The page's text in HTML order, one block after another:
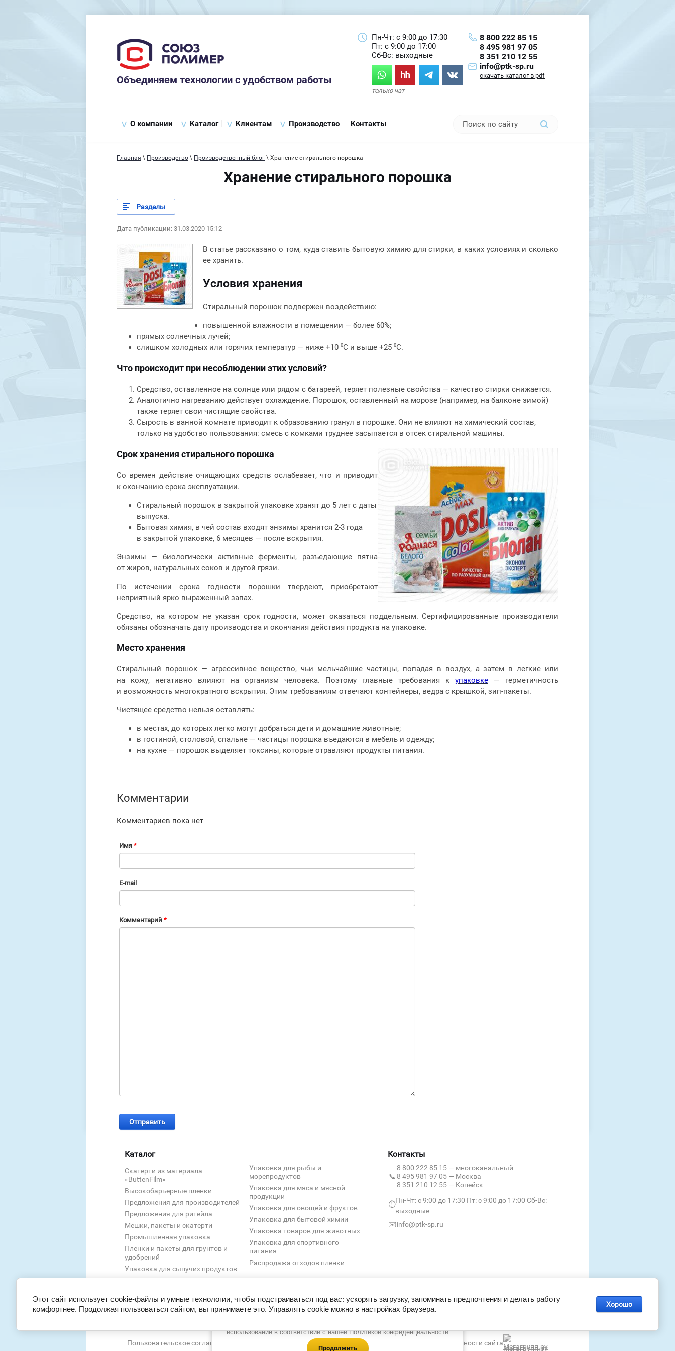
Объединяем технологии с удобством работы
Пн-Чт: с 9:00 до 17:30
Пт: с 9:00 до 17:00
Сб-Вс: выходные
только чат
8 800 222 85 15
8 495 981 97 05
8 351 210 12 55
info@ptk-sp.ru
скачать каталог в pdf
О компании Каталог Клиентам Производство Контакты
Главная \ Производство \ Производственный блог \ Хранение стирального порошка
Хранение стирального порошка
Разделы
Дата публикации: 31.03.2020 15:12
В статье рассказано о том, куда ставить бытовую химию для стирки, в каких условиях и сколько
ее хранить.
Условия хранения
Стиральный порошок подвержен воздействию:
повышенной влажности в помещении — более 60%;
прямых солнечных лучей;
слишком холодных или горячих температур — ниже +10 ⁰С и выше +25 ⁰С.
Что происходит при несоблюдении этих условий?
Средство, оставленное на солнце или рядом с батареей, теряет полезные свойства — качество стирки снижается.
Аналогично нагреванию действует охлаждение. Порошок, оставленный на морозе (например, на балконе зимой)
также теряет свои чистящие свойства.
Сырость в ванной комнате приводит к образованию гранул в порошке. Они не влияют на химический состав,
только на удобство пользования: смесь с комками труднее засыпается в отсек стиральной машины.
Срок хранения стирального порошка
Со времен действие очищающих средств ослабевает, что и приводит
к окончанию срока эксплуатации.
Стиральный порошок в закрытой упаковке хранят до 5 лет с даты
выпуска.
Бытовая химия, в чей состав входят энзимы хранится 2-3 года
в закрытой упаковке, 6 месяцев — после вскрытия.
Энзимы — биологически активные ферменты, разъедающие пятна
от жиров, натуральных соков и другой грязи.
По истечении срока годности порошки твердеют, приобретают
неприятный ярко выраженный запах.
Средство, на котором не указан срок годности, может оказаться поддельным. Сертифицированные производители
обязаны обозначать дату производства и окончания действия продукта на упаковке.
Место хранения
Стиральный порошок — агрессивное вещество, чьи мельчайшие частицы, попадая в воздух, а затем в легкие или
на кожу, негативно влияют на организм человека. Поэтому главные требования к упаковке — герметичность
и возможность многократного вскрытия. Этим требованиям отвечают контейнеры, ведра с крышкой, зип-пакеты.
Чистящее средство нельзя оставлять:
в местах, до которых легко могут добраться дети и домашние животные;
в гостиной, столовой, спальне — частицы порошка въедаются в мебель и одежду;
на кухне — порошок выделяет токсины, которые отравляют продукты питания.
Комментарии
Комментариев пока нет
Имя *
E-mail
Комментарий *
Отправить
преимущества бережного хранения
порошка - рассказываем в нашей
статье
Автор:Союз Полимер
Дата публикации:31.03.2020 15:12
Как хранить стиральный порошок
— «Союз-Полимер»
В статье рассказано о том, куда
ставить бытовую химию для
Каталог
Скатерти из материала
«ButtenFilm»
Высокобарьерные пленки
Предложения для производителей
Предложения для ритейла
Мешки, пакеты и скатерти
Промышленная упаковка
Пленки и пакеты для грунтов и
удобрений
Упаковка для сыпучих продуктов
Упаковка для рыбы и
морепродуктов
Упаковка для мяса и мясной
продукции
Упаковка для овощей и фруктов
Упаковка для бытовой химии
Упаковка товаров для животных
Упаковка для спортивного
питания
Распродажа отходов пленки
Контакты
📞
8 800 222 85 15 — многоканальный
8 495 981 97 05 — Москва
8 351 210 12 55 — Копейск
⏱️
Пн-Чт: с 9:00 до 17:30 Пт: с 9:00 до 17:00 Сб-Вс:
выходные
✉️info@ptk-sp.ru
Пользовательское соглашение Политика обработки персональных данных Политика конфиденциальности сайта
Мегагрупп.ру
использование в соответствии с нашейПолитикой конфиденциальности
Продолжить
Этот сайт использует cookie-файлы и умные технологии, чтобы подстраиваться под вас: ускорять загрузку, запоминать предпочтения и делать работу
комфортнее. Продолжая пользоваться сайтом, вы принимаете это. Управлять cookie можно в настройках браузера.
Хорошо